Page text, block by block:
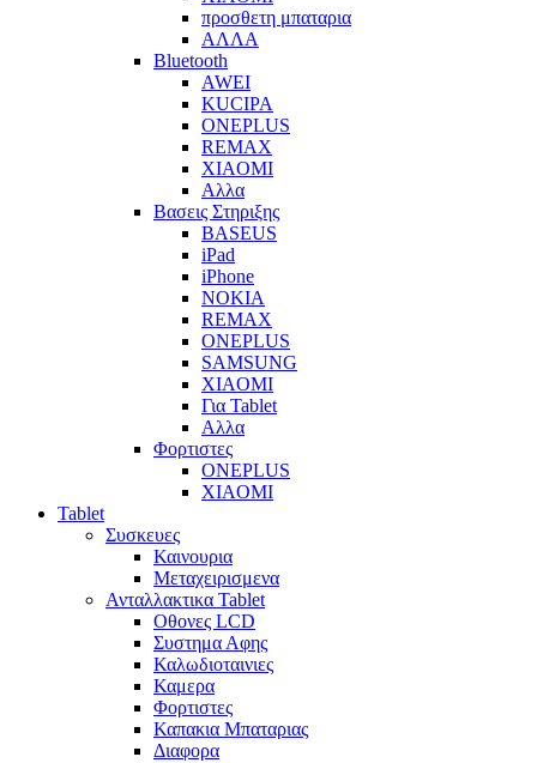
προσθετη μπαταρια
ΑΛΛΑ
Bluetooth
AWEI
KUCIPA
ONEPLUS
REMAX
XIAOMI
Αλλα
Βασεις Στηριξης
BASEUS
iPad
iPhone
NOKIA
REMAX
ONEPLUS
SAMSUNG
XIAOMI
Για Tablet
Αλλα
Φορτιστες
ONEPLUS
XIAOMI
Tablet
Συσκευες
Καινουρια
Μεταχειρισμενα
Ανταλλακτικα Tablet
Οθονες LCD
Συστημα Αφης
Καλωδιοταινιες
Καμερα
Φορτιστες
Καπακια Μπαταριας
Διαφορα